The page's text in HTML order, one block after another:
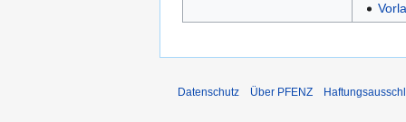
Datenschutz Über PFENZ